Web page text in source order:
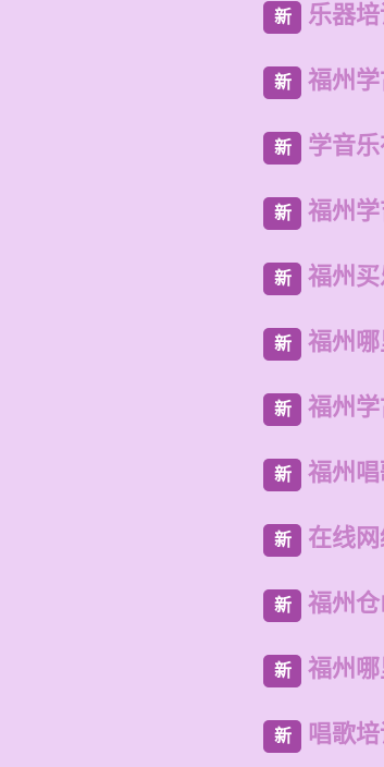
新 乐器
新 福州
新 学音
新 福州
新 福州
新 福州
新 福州
新 福州
新 在线
新 福州
新 福州
新 唱歌